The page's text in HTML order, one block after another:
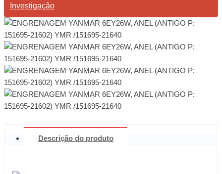
Investigação
Descrição do produto